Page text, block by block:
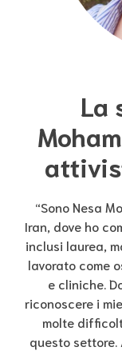
La
“Sono Nesa
Iran, dove ho
inclusi laurea,
lavorato come
e cliniche.
riconoscere i
molte
questo